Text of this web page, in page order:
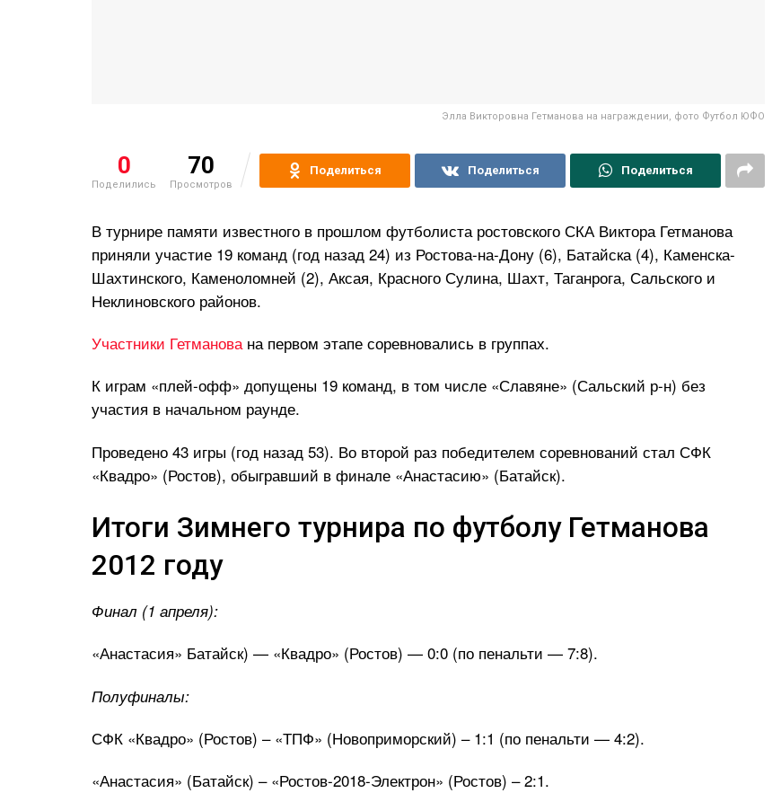
Элла Викторовна Гетманова на награждении, фото Футбол ЮФО
0
Поделились
70
Просмотров
Поделиться Поделиться Поделиться
В турнире памяти известного в прошлом футболиста ростовского СКА Виктора Гетманова
приняли участие 19 команд (год назад 24) из Ростова-на-Дону (6), Батайска (4), Каменска-
Шахтинского, Каменоломней (2), Аксая, Красного Сулина, Шахт, Таганрога, Сальского и
Неклиновского районов.
Участники Гетманована первом этапе соревновались в группах.
К играм «плей-офф» допущены 19 команд, в том числе «Славяне» (Сальский р-н) без
участия в начальном раунде.
Проведено 43 игры (год назад 53). Во второй раз победителем соревнований стал СФК
«Квадро» (Ростов), обыгравший в финале «Анастасию» (Батайск).
Итоги Зимнего турнира по футболу Гетманова
2012 году
Финал (1 апреля):
«Анастасия» Батайск) — «Квадро» (Ростов) — 0:0 (по пенальти — 7:8).
Полуфиналы:
СФК «Квадро» (Ростов) – «ТПФ» (Новоприморский) – 1:1 (по пенальти — 4:2).
«Анастасия» (Батайск) – «Ростов-2018-Электрон» (Ростов) – 2:1.